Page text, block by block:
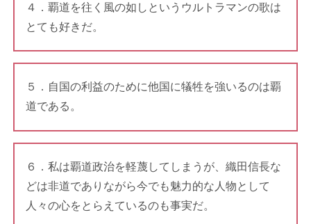
４．覇道を往く風の如しというウルトラマンの歌は
とても好きだ。
５．自国の利益のために他国に犠牲を強いるのは覇
道である。
６．私は覇道政治を軽蔑してしまうが、織田信長な
どは非道でありながら今でも魅力的な人物として
人々の心をとらえているのも事実だ。